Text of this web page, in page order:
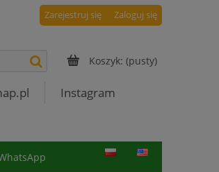
Zarejestruj się Zaloguj się
Koszyk: (pusty)
Instagram